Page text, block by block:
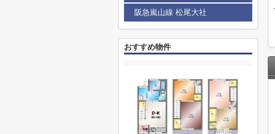
阪急嵐山線 松尾大社
おすすめ物件